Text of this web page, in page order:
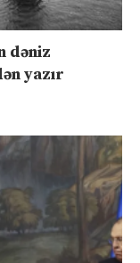
dəniz
yazır